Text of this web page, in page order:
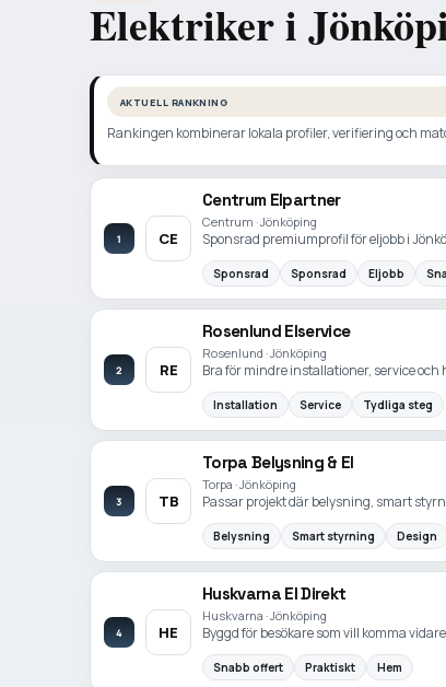
Elektriker i
AKTUELL RANKNING
Rankingen kombinerar lokala profiler, verifiering och
1 CE
Centrum Elpartner
Centrum · Jönköping
Sponsrad premiumprofil för eljobb i
Sponsrad Sponsrad Eljobb
2 RE
Rosenlund Elservice
Rosenlund · Jönköping
Bra för mindre installationer, service
Installation Service Tydliga steg
3 TB
Torpa Belysning & El
Torpa · Jönköping
Passar projekt där belysning, smart
Belysning Smart styrning Design
4 HE
Huskvarna El Direkt
Huskvarna · Jönköping
Byggd för besökare som vill komma
Snabb offert Praktiskt Hem